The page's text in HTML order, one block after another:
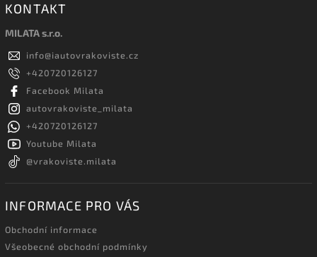
KONTAKT
MILATA s.r.o.
info@iautovrakoviste.cz
+420720126127
Facebook Milata
autovrakoviste_milata
+420720126127
Youtube Milata
@vrakoviste.milata
INFORMACE PRO VÁS
Obchodní informace
Všeobecné obchodní podmínky